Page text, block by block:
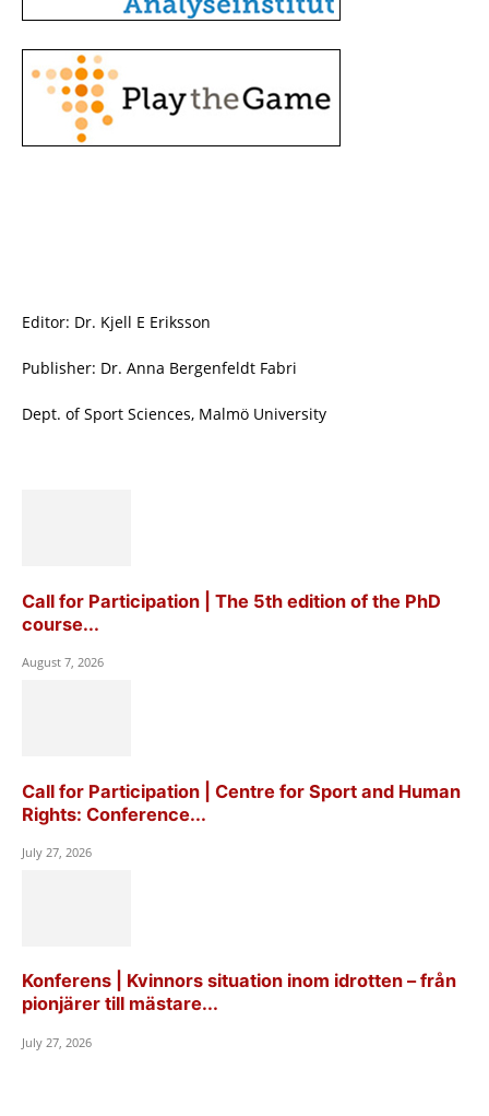
Editor: Dr. Kjell E Eriksson
Publisher: Dr. Anna Bergenfeldt Fabri
Dept. of Sport Sciences, Malmö University
Call for Participation | The 5th edition of the PhD
course...
August 7, 2026
Call for Participation | Centre for Sport and Human
Rights: Conference...
July 27, 2026
Konferens | Kvinnors situation inom idrotten – från
pionjärer till mästare...
July 27, 2026